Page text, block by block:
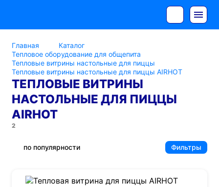
Главная
Каталог
Тепловое оборудование для общепита
Тепловые витрины настольные для пиццы
Тепловые витрины настольные для пиццы AIRHOT
ТЕПЛОВЫЕ ВИТРИНЫ
НАСТОЛЬНЫЕ ДЛЯ ПИЦЦЫ
AIRHOT
2
по популярности Фильтры